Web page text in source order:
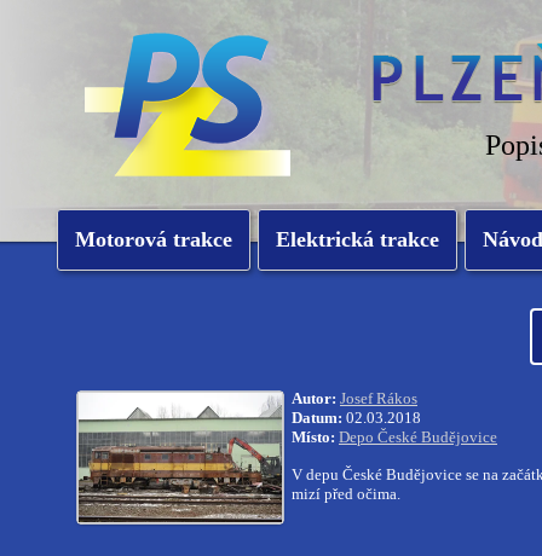
Motorová trakce Elektrická trakce
Autor: Josef Rákos
Datum: 02.03.2018
Místo: Depo České Budějovice
V depu České Budějovice se na
mizí před očima.